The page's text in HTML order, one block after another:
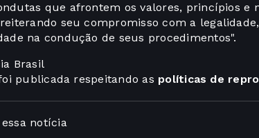
que afrontem os valores, princípios e
seu compromisso com a
na condução de seus procedimentos".
Brasil
publicada respeitando as políticas de
notícia